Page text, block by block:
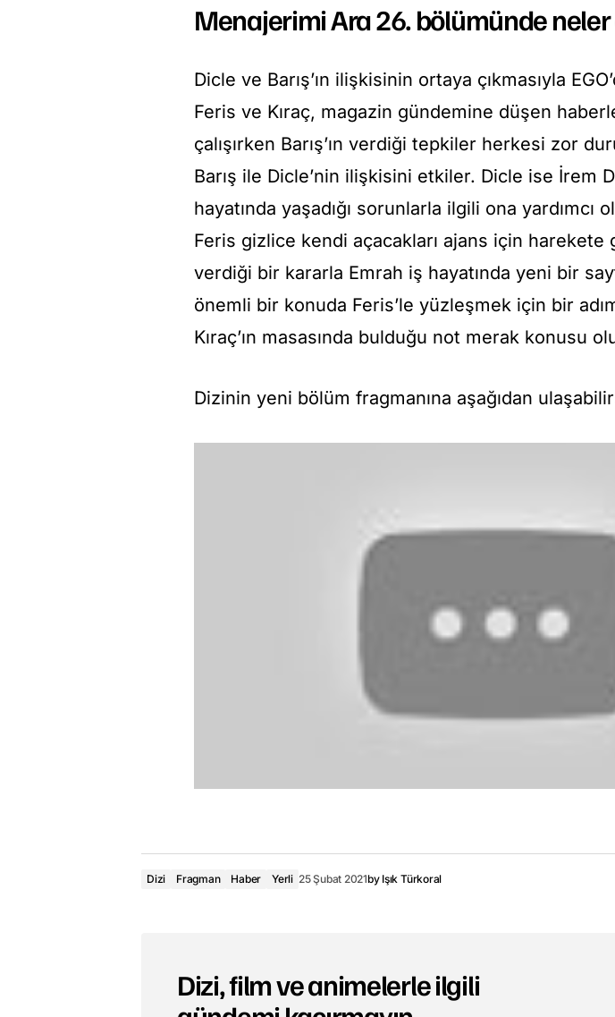
Menajerimi Ara 26. bölümünde
Dicle ve Barış’ın ilişkisinin ortaya çıkmasıyla
Feris ve Kıraç, magazin gündemine düşen
çalışırken Barış’ın verdiği tepkiler herkesi zor
Barış ile Dicle’nin ilişkisini etkiler. Dicle ise İrem
hayatında yaşadığı sorunlarla ilgili ona yardımcı
Feris gizlice kendi açacakları ajans için harekete
verdiği bir kararla Emrah iş hayatında yeni bir
önemli bir konuda Feris’le yüzleşmek için bir
Kıraç’ın masasında bulduğu not merak konusu
Dizinin yeni bölüm fragmanına aşağıdan
Dizi Fragman Haber Yerli 25 Şubat 2021by Işık Türkoral
Dizi, film ve animelerle ilgili